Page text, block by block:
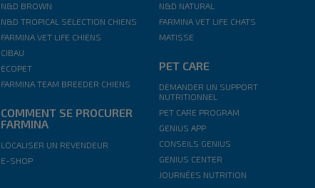
N&D BROWN
N&D TROPICAL SELECTION CHIENS
FARMINA VET LIFE CHIENS
CIBAU
ECOPET
FARMINA TEAM BREEDER CHIENS
COMMENT SE PROCURER
FARMINA
LOCALISER UN REVENDEUR
E-SHOP
N&D NATURAL
FARMINA VET LIFE CHATS
MATISSE
PET CARE
DEMANDER UN SUPPORT
NUTRITIONNEL
PET CARE PROGRAM
GENIUS APP
CONSEILS GENIUS
GENIUS CENTER
JOURNÉES NUTRITION